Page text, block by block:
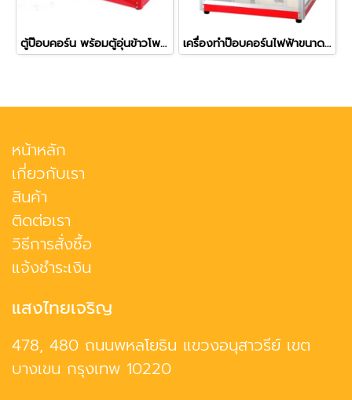
ตู้ป๊อบคอร์น พร้อมตู้อุ่นข้าวโพด ขนาดหม้อ 8 ออนซ์ เครื่องทำป๊อบคอร์นไฟฟ้าขนาดใหญ่ ขนาดหม้อ 16 ออนซ์
หน้าหลัก
เกี่ยวกับเรา
สินค้า
ติดต่อเรา
วิธีการสั่งซื้อ
แจ้งชำระเงิน
แสงไทยเจริญ
478, 480 ถนนพหลโยธิน แขวงอนุสาวรีย์ เขต
บางเขน กรุงเทพ 10220